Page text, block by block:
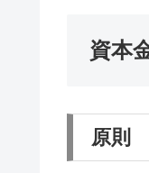
資本
原則